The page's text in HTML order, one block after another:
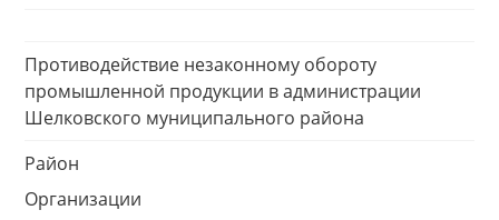
Противодействие незаконному обороту
промышленной продукции в администрации
Шелковского муниципального района
Район
Организации